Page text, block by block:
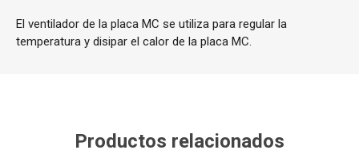
El ventilador de la placa MC se utiliza para regular la
temperatura y disipar el calor de la placa MC.
Productos relacionados